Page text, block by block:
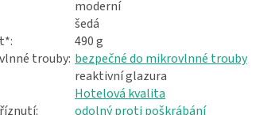
moderní
šedá
490 g
trouby: bezpečné do mikrovlnné trouby
reaktivní glazura
Hotelová kvalita
odolný proti poškrábání